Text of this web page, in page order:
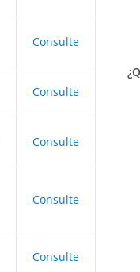
Consulte
Consulte
Consulte
Consulte
Consulte